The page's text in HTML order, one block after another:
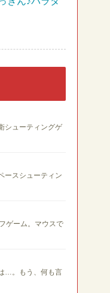
シューティングゲ
ースシューティン
ゲーム。マウスで
…。もう、何も言